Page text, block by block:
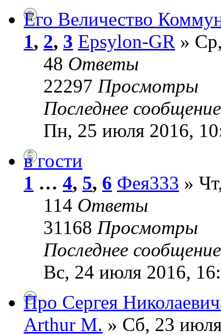
Его Величество
1, 2, 3 Epsylon-GR »
48 Ответы
22297 Просмотры
Последнее
Пн, 25 июля 2016,
в гости
1 … 4, 5, 6 Фея333 »
114 Ответы
31168 Просмотры
Последнее
Вс, 24 июля 2016,
Про Сергея
Arthur M. » Сб, 23